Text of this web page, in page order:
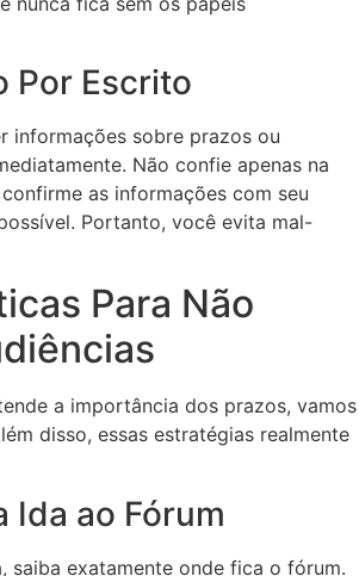
Por Escrito
informações sobre prazos ou
Não confie apenas na
as informações com seu
Portanto, você evita mal-
Para Não
a importância dos prazos, vamos
disso, essas estratégias realmente
Ida ao Fórum
saiba exatamente onde fica o fórum.